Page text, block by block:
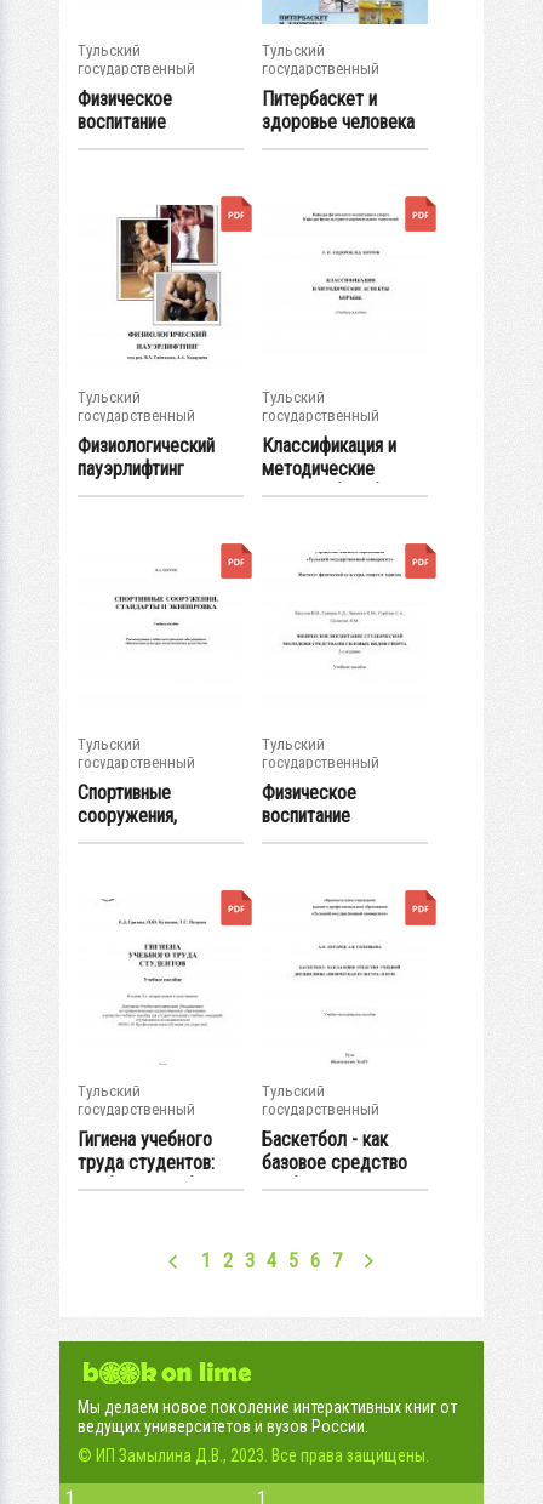
Тульский
государственный
университет
Физическое
воспитание
студенческой
Тульский
государственный
университет
Питербаскет и
здоровье человека
Тульский
государственный
университет
Физиологический
пауэрлифтинг
Тульский
государственный
университет
Классификация и
методические
аспекты борьбы:...
Тульский
государственный
университет
Спортивные
сооружения,
стандарты и
Тульский
государственный
университет
Физическое
воспитание
студенческой
Тульский
государственный
университет
Гигиена учебного
труда студентов:
учебное пособие
Тульский
государственный
университет
Баскетбол - как
базовое средство
учебной...
1 2 3 4 5 6 7
Мы делаем новое поколение интерактивных книг от
ведущих университетов и вузов России.
© ИП Замылина Д.В., 2023. Все права защищены.
1 1